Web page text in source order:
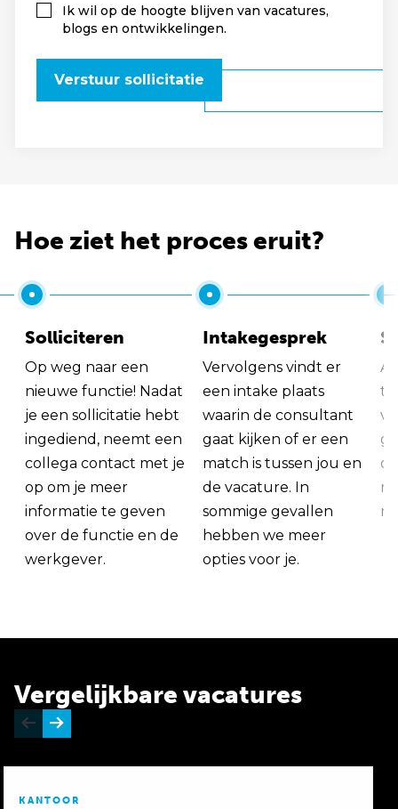
Ik wil op de hoogte blijven van vacatures,
blogs en ontwikkelingen.
Verstuur sollicitatie
Hoe ziet het proces eruit?
Solliciteren
Op weg naar een
nieuwe functie! Nadat
je een sollicitatie hebt
ingediend, neemt een
collega contact met je
op om je meer
informatie te geven
over de functie en de
werkgever.
Intakegesprek
Vervolgens vindt er
een intake plaats
waarin de consultant
gaat kijken of er een
match is tussen jou en
de vacature. In
sommige gevallen
hebben we meer
opties voor je.
Vergelijkbare vacatures
KANTOOR